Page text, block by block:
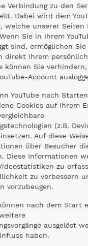
Verbindung zu den
Dabei wird dem
welche unserer Seiten
Sie in Ihrem
sind, ermöglichen Sie
direkt Ihrem
können Sie
Account
YouTube nach
Cookies auf Ihrem
(z.B.
Auf diese
über Besucher
Diese Informationen
zu
zu verbessern
vorzubeugen.
nach dem Start
ausgelöst
haben.